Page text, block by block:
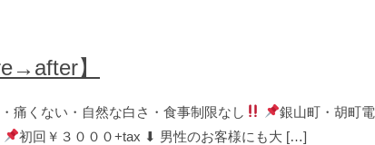
】
痛くない・自然な白さ・食事制限なし
銀山町・胡町電
初回￥３０００+tax ⬇︎ 男性のお客様にも大 […]